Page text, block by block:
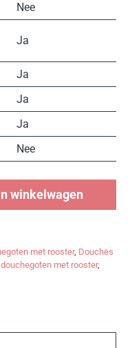
Nee
Ja
Ja
Ja
Ja
Nee
winkelwagen
met rooster, Douches
douchegoten met rooster,